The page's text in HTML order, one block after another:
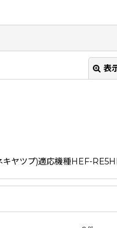
表
絞り込む
キヤツプ)適応機種HEF-